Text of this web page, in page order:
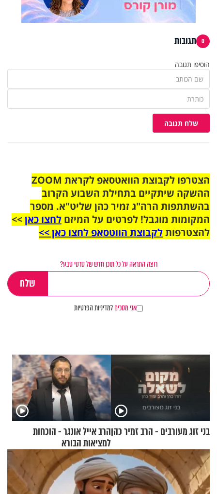
0 תגובות
הוסיפו תגובה
שלח תגובה
הצטרפו לקבוצת הוואטסאפ לקראת ZOOM
ההשקה שיתקיים בתחילת השבוע הקרוב
בהשתתפות הרה"ג זמיר כהן שליט"א. מספר
המקומות מוגבל! לפרטים על המיזם לחצו כאן>>
להצטרפותלקבוצת הווטסאפ לחצו כאן >>
רוצה התראה על כל תוכן חדש של סרטי טבע?
אני מסכיםלמדיניות הפרטיות
בני זוג מעורבים - הרב זמיר כהןהרב אייל אונגר - הוכחות
למציאות הבורא